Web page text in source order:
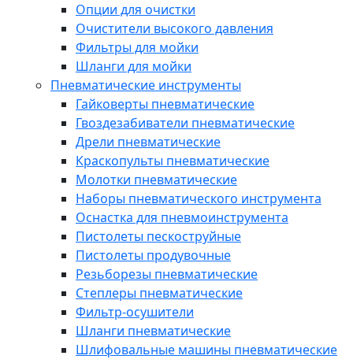
Опции для очистки
Очистители высокого давления
Фильтры для мойки
Шланги для мойки
Пневматические инструменты
Гайковерты пневматические
Гвоздезабиватели пневматические
Дрели пневматические
Краскопульты пневматические
Молотки пневматические
Наборы пневматического инструмента
Оснастка для пневмоинструмента
Пистолеты пескоструйные
Пистолеты продувочные
Резьборезы пневматические
Степлеры пневматические
Фильтр-осушители
Шланги пневматические
Шлифовальные машины пневматические